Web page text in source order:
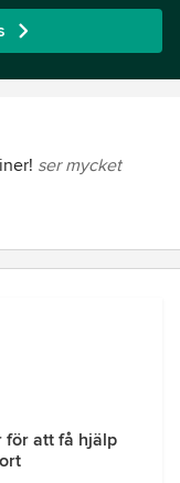
ser mycket
för att få hjälp